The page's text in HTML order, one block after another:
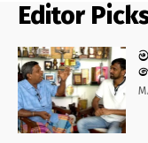
Editor